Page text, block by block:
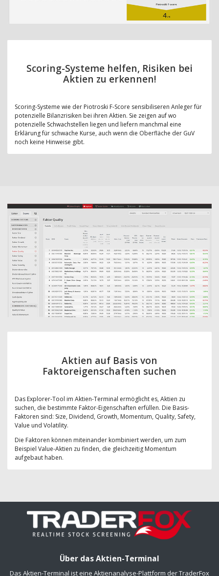
Scoring-Systeme helfen, Risiken bei
Aktien zu erkennen!
Scoring-Systeme wie der Piotroski F-Score sensibiliseren Anleger für
potenzielle Bilanzrisiken bei ihren Aktien. Sie zeigen auf wo
potenzielle Schwachstellen liegen und liefern manchmal eine
Erklärung für schwache Kurse, auch wenn die Oberfläche der GuV
noch keine Hinweise gibt.
Aktien auf Basis von
Faktoreigenschaften suchen
Das Explorer-Tool im Aktien-Terminal ermöglicht es, Aktien zu
suchen, die bestimmte Faktor-Eigenschaften erfüllen. Die Basis-
Faktoren sind: Size, Dividend, Growth, Momentum, Quality, Safety,
Value und Volatility.
Die Faktoren können miteinander kombiniert werden, um zum
Beispiel Value-Aktien zu finden, die gleichzeitig Momentum
aufgebaut haben.
Über das Aktien-Terminal
Das Aktien-Terminal ist eine Aktienanalyse-Plattform der TraderFox